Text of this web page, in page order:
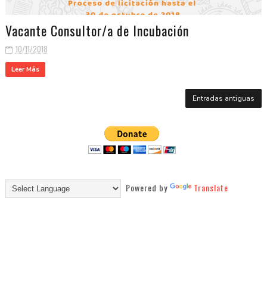
Vacante Consultor/a de Incubación
10/11/2018
Leer Más
Entradas antiguas
Powered by Translate